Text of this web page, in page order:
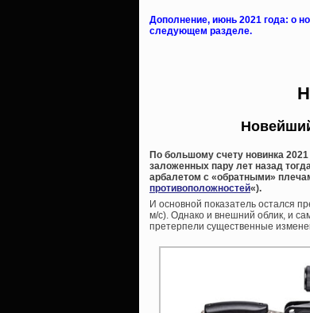
Дополнение, июнь 2021 года: о
следующем разделе.
По большому счету новинка
заложенных пару лет назад
арбалетом с «обратными»
противоположностей«).
И основной показатель остался
м/с). Однако и внешний облик, и
претерпели существенные